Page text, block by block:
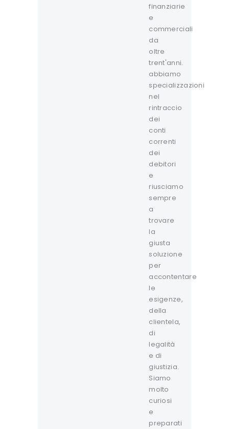
finanziarie
e
commerciali
da
oltre
trent'anni.
abbiamo
specializzazioni
nel
rintraccio
dei
conti
correnti
dei
debitori
e
riusciamo
sempre
a
trovare
la
giusta
soluzione
per
accontentare
le
esigenze,
della
clientela,
di
legalità
e di
giustizia.
Siamo
molto
curiosi
e
preparati